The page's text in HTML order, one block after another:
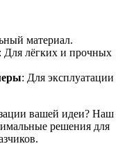
материал.
: Для лёгких и прочных
: Для эксплуатации
вашей идеи? Наш
решения для